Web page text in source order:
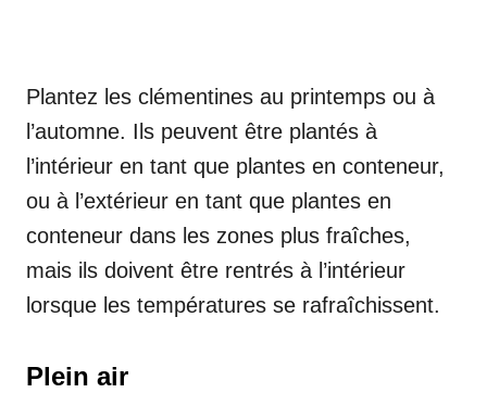
Plantez les clémentines au printemps ou à
l’automne. Ils peuvent être plantés à
l’intérieur en tant que plantes en conteneur,
ou à l’extérieur en tant que plantes en
conteneur dans les zones plus fraîches,
mais ils doivent être rentrés à l’intérieur
lorsque les températures se rafraîchissent.
Plein air